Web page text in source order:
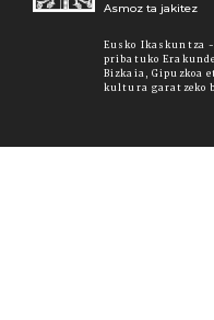
Asmoz ta jakitez
Eusko Ikaskuntza -
pribatuko
Bizkaia, Gipuzkoa
kultura garatzeko